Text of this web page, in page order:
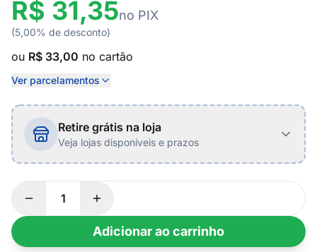
R$ 31,35no PIX
(5,00% de desconto)
ou R$ 33,00 no cartão
Ver parcelamentos
Retire grátis na loja
Veja lojas disponíveis e prazos
Adicionar ao carrinho